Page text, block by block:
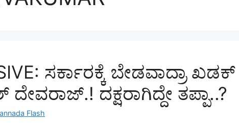
ಸರ್ಕಾರಕ್ಕೆ ಬೇಡವಾದ್ರಾ ಖಡಕ್‌
ದೇವರಾಜ್‌.! ದಕ್ಷರಾಗಿದ್ದೇ ತಪ್ಪಾ..?
Flash